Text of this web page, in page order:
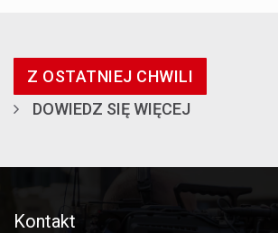
Z OSTATNIEJ CHWILI
DOWIEDZ SIĘ WIĘCEJ
Kontakt